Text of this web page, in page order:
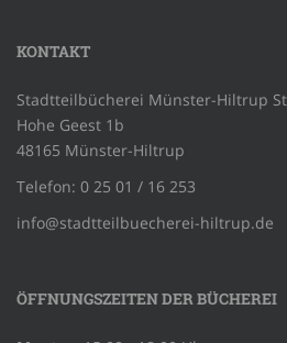
KONTAKT
Stadtteilbücherei Münster-Hiltrup
Hohe Geest 1b
48165 Münster-Hiltrup
Telefon: 0 25 01 / 16 253
info@stadtteilbuecherei-hiltrup.de
ÖFFNUNGSZEITEN DER BÜCHEREI